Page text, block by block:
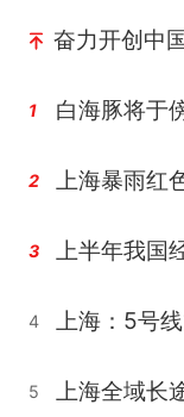
奋力开创中
1 白海豚将于
2 上海暴雨红
3
4
5 上海全域长